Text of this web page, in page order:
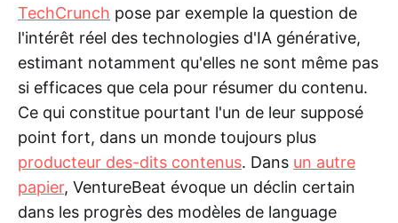
TechCrunch pose par exemple la question de
l'intérêt réel des technologies d'IA générative,
estimant notamment qu'elles ne sont même pas
si efficaces que cela pour résumer du contenu.
Ce qui constitue pourtant l'un de leur supposé
point fort, dans un monde toujours plus
producteur des-dits contenus. Dans un autre
papier, VentureBeat évoque un déclin certain
dans les progrès des modèles de language